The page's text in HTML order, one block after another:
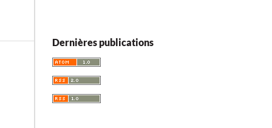
Dernières publications